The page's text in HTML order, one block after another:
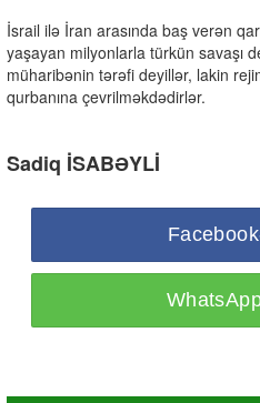
İsrail ilə İran arasında baş verən
yaşayan milyonlarla türkün savaşı
müharibənin tərəfi deyillər, lakin
qurbanına çevrilməkdədirlər.
Sadiq İSABƏYLİ